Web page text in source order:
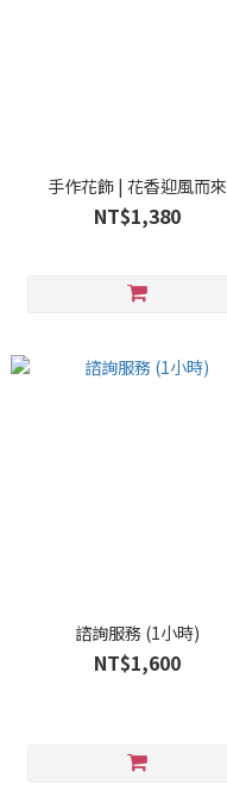
手作花飾 | 花香迎風而來
NT$1,380
諮詢服務 (1小時)
NT$1,600